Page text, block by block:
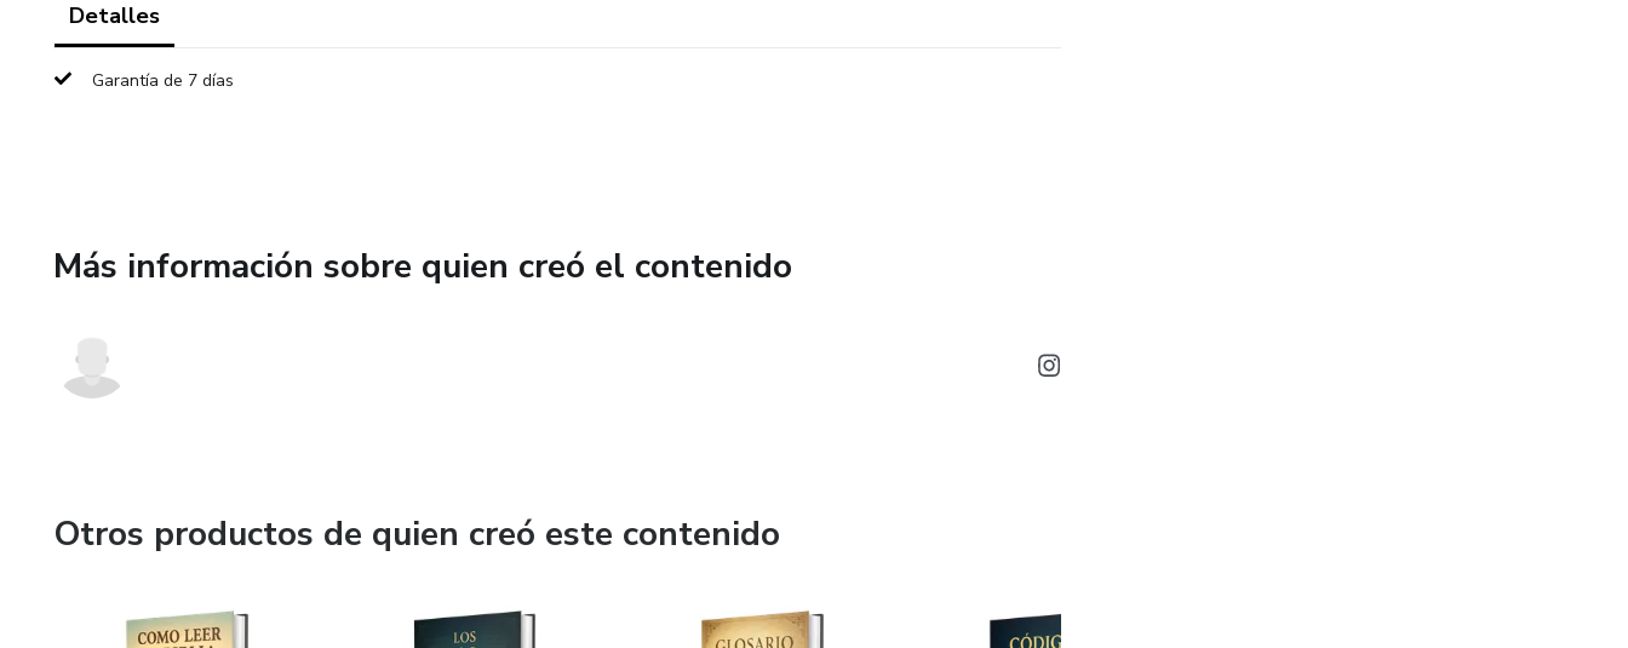
Detalles
Garantía de 7 días
Más información sobre quien creó el contenido
Otros productos de quien creó este contenido